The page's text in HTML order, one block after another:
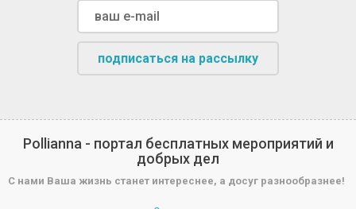
подписаться на рассылку
Pollianna - портал бесплатных мероприятий и
добрых дел
С нами Ваша жизнь станет интереснее, а досуг разнообразнее!